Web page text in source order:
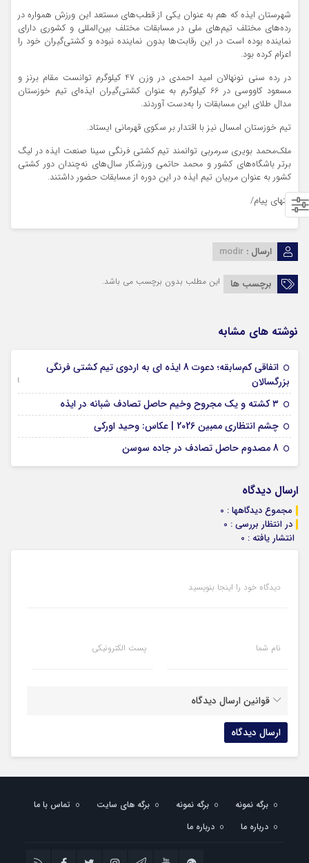
شهرستان ایذه که هم به عنوان یکی از قطب‌های مستعد این ورزش همواره در
رده‌های مختلف تیم‌های ملی در مسابقات مختلف بین‌المللی و کشوری دارای
نماینده بوده است در این رقابت‌ها بدون نماینده نبوده و کشتی‌گیران خود را
اعزام کرده بود.
در رده سنی نونهالان امید احمدی در وزن 47 کیلوگرم توانست مقام برنز و
مسعود کاووسی در 66 کیلوگرم به عنوان کشتی‌گیران ایذه‌ای تیم خوزستان
مدال طلای این مسابقات را به‌دست آوردند.
تیم خوزستان امسال نیز با اقتدار بر سکوی قهرمانی ایستاد.
ملک‌محمد بویری سرمربی توانمند تیم کشتی فرنگی سینا صنعت ایذه در لیگ
برتر باشگاه‌های کشور و محمد حاتمی ورزشکار سال‌های نه‌چندان دور کشتی
کشور به عنوان مربیان تیم ایذه در این دوره از مسابقات حضور داشتند.
انتهای پیام/
ارسال : modir
برچسب ها این مطلب بدون برچسب می باشد.
نوشته های مشابه
اتفاقی کم‌سابقه؛ دعوت 8 ایذه ای به اردوی تیم کشتی فرنگی
بزرگسالان
09 جولای 2026
۳ کشته و یک مجروح وخیم حاصل تصادف شبانه در ایذه
چشم انتظاری ممبین 2026 | عکاس: وحید اورکی
8 مصدوم حاصل تصادف در جاده سوسن
ارسال دیدگاه
مجموع دیدگاهها : 0
در انتظار بررسی : 0
انتشار یافته : 0
دیدگاه خود را اینجا بنویسید
نام شما پست الکترونیکی
قوانین ارسال دیدگاه
برگه نمونه برگه نمونه برگه های سایت
تماس با ما
درباره ما
درباره ما